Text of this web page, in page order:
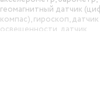
геомагнитный датчик
компас), гироскоп, датчик
освещенности, датчик